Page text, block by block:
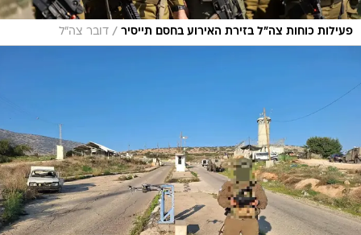
פעילות כוחות צה״ל בזירת האירוע בחסם תייסיר / דובר צה"ל